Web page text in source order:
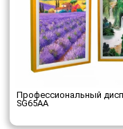
Профессиональный
SG65AA